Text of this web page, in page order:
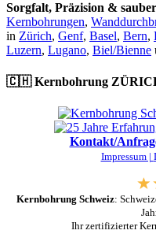
Sorgfalt, Präzision &
Kernbohrungen,
in Zürich, Genf, Basel, Bern,
Luzern, Lugano, Biel/Bienne
🇨🇭 Kernbohrung
Kontakt/
Impressum |
Kernbohrung Schweiz:
Ihr zertifizierter